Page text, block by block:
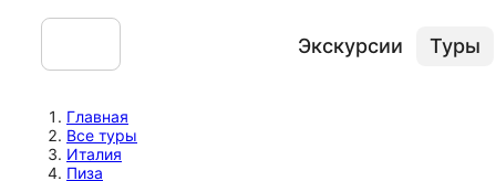
Экскурсии Туры
Главная
Все туры
Италия
Пиза